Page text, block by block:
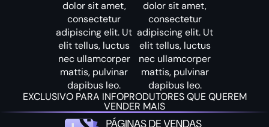
dolor sit amet,
consectetur
adipiscing elit. Ut
elit tellus, luctus
nec ullamcorper
mattis, pulvinar
dapibus leo.
dolor sit amet,
consectetur
adipiscing elit. Ut
elit tellus, luctus
nec ullamcorper
mattis, pulvinar
dapibus leo.
EXCLUSIVO PARA INFOPRODUTORES QUE QUEREM
VENDER MAIS